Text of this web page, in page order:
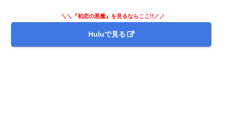
＼＼『初恋の悪魔』を見るならここ!!／／
Huluで見る